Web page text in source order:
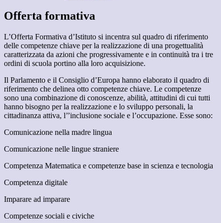
Offerta formativa
L’Offerta Formativa d’Istituto si incentra sul quadro di riferimento
delle competenze chiave per la realizzazione di una progettualità
caratterizzata da azioni che progressivamente e in continuità tra i tre
ordini di scuola portino alla loro acquisizione.
Il Parlamento e il Consiglio d’Europa hanno elaborato il quadro di
riferimento che delinea otto competenze chiave. Le competenze
sono una combinazione di conoscenze, abilità, attitudini di cui tutti
hanno bisogno per la realizzazione e lo sviluppo personali, la
cittadinanza attiva, l’’inclusione sociale e l’occupazione. Esse sono:
Comunicazione nella madre lingua
Comunicazione nelle lingue straniere
Competenza Matematica e competenze base in scienza e tecnologia
Competenza digitale
Imparare ad imparare
Competenze sociali e civiche